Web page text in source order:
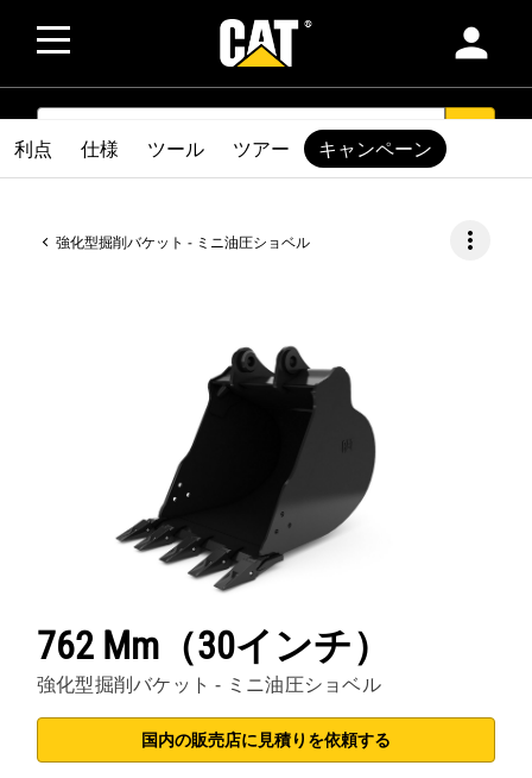
person
SEARCH
強化型掘削バケット - ミニ油圧ショベル more_vert
762 Mm（30インチ）
強化型掘削バケット - ミニ油圧ショベル
国内の販売店に見積りを依頼する
利点 仕様 ツール ツアー キャンペーン